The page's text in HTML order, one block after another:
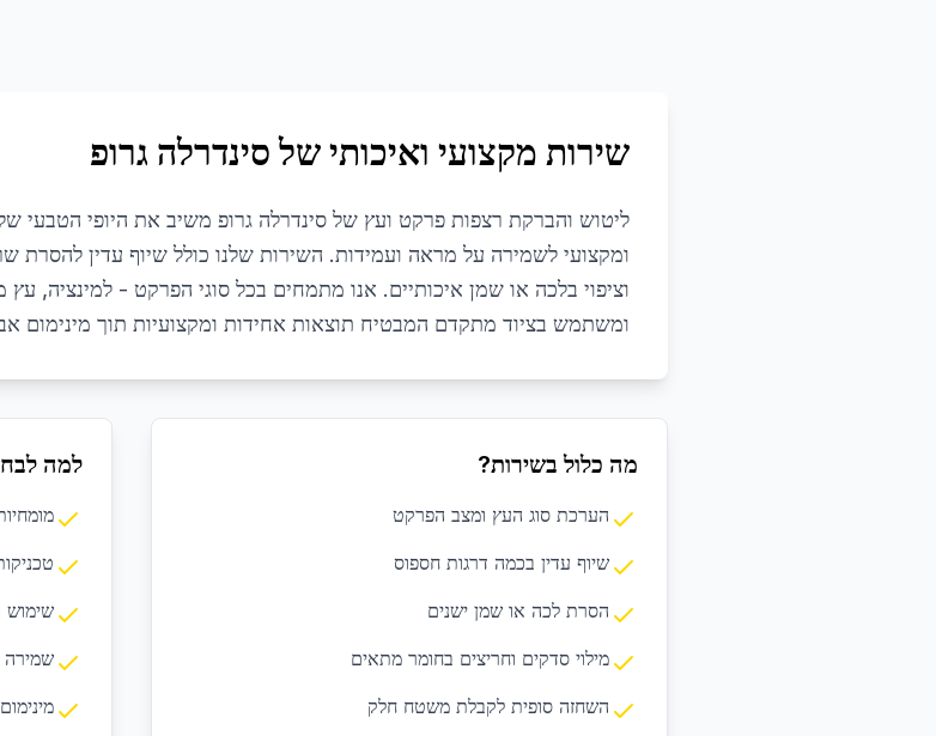
שירות מקצועי ואיכותי של סינדרלה גרופ
ליטוש והברקת רצפות פרקט ועץ של סינדרלה גרופ משיב את היופי הטבעי
ומקצועי לשמירה על מראה ועמידות. השירות שלנו כולל שיוף עדין להסרת
וציפוי בלכה או שמן איכותיים. אנו מתמחים בכל סוגי הפרקט - למינציה, עץ
ומשתמש בציוד מתקדם המבטיח תוצאות אחידות ומקצועיות תוך מינימום
מה כלול בשירות?
הערכת סוג העץ ומצב הפרקט
שיוף עדין בכמה דרגות חספוס
הסרת לכה או שמן ישנים
מילוי סדקים וחריצים בחומר מתאים
השחזה סופית לקבלת משטח חלק
למה
שימוש
שמירה